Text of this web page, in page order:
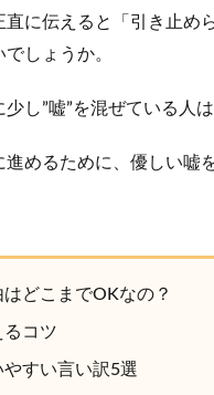
直に伝えると「引き止め
しょうか。
し”嘘”を混ぜている人
めるために、優しい嘘
どこまでOKなの？
コツ
すい言い訳5選